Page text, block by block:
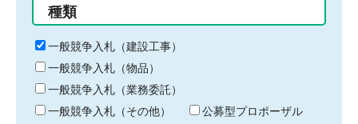
る
キ
ー
ワ
ー
ド
種類
一般競争入札（建設工事）
一般競争入札（物品）
一般競争入札（業務委託）
一般競争入札（その他）
公募型プロポーザル